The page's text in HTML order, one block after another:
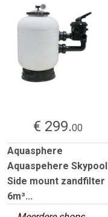
€ 299.00
Aquasphere
Aquaspehere Skypool
Side mount zandfilter
6m³...